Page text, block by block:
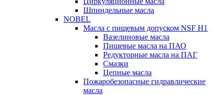
Шпиндельные масла
NOBEL
Масла с пищевым допуском NSF H1
Вазелиновые масла
Пищевые масла на ПАО
Редукторные масла на ПАГ
Смазки
Цепные масла
Пожаробезопасные гидравлические
масла